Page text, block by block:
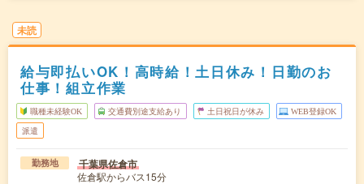
未読
給与即払いOK！高時給！土日休み！日勤のお
仕事！組立作業
職種未経験OK 交通費別途支給あり 土日祝日が休み WEB登録OK
派遣
勤務地 千葉県佐倉市
佐倉駅からバス15分